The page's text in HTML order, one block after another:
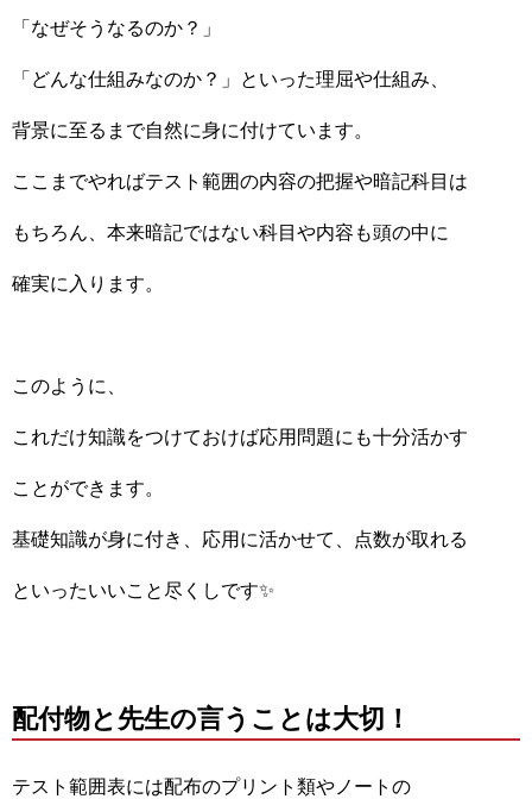
「なぜそうなるのか？」
「どんな仕組みなのか？」といった理屈や仕組み、
背景に至るまで自然に身に付けています。
ここまでやればテスト範囲の内容の把握や暗記科目は
もちろん、本来暗記ではない科目や内容も頭の中に
確実に入ります。
このように、
これだけ知識をつけておけば応用問題にも十分活かす
ことができます。
基礎知識が身に付き、応用に活かせて、点数が取れる
といったいいこと尽くしです✨
配付物と先生の言うことは大切！
テスト範囲表には配布のプリント類やノートの